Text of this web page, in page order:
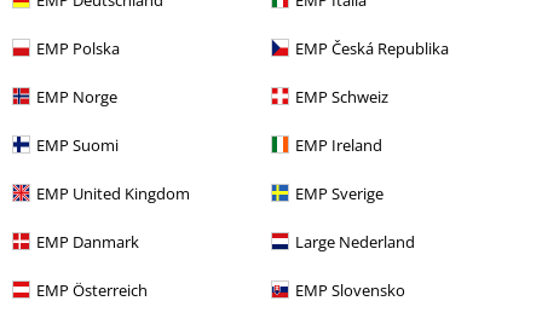
EMP Polska EMP Česká Republika
EMP Norge EMP Schweiz
EMP Suomi EMP Ireland
EMP United Kingdom EMP Sverige
EMP Danmark Large Nederland
EMP Österreich EMP Slovensko
Offre pour toi
Concours
Bons d'achat Large